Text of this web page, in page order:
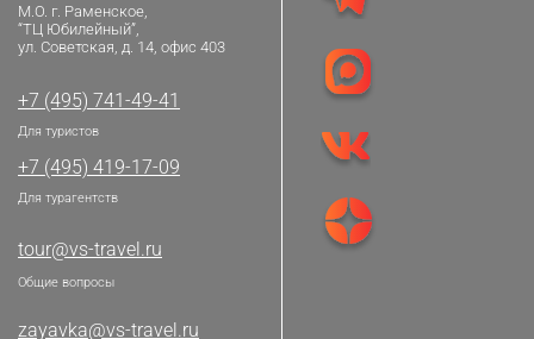
М.О. г. Раменское,
“ТЦ Юбилейный”,
ул. Советская, д. 14, офис 403
+7 (495) 741-49-41
Для туристов
+7 (495) 419-17-09
Для турагентств
tour@vs-travel.ru
Общие вопросы
zayavka@vs-travel.ru